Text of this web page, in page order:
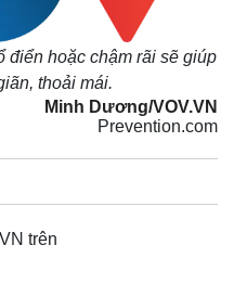
điển hoặc chậm rãi sẽ giúp
thoải mái.
Minh Dương/VOV.VN
Prevention.com
trên